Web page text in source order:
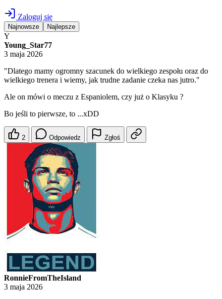
Zaloguj się
Najnowsze Najlepsze
Y
Young_Star77
3 maja 2026
"Dlatego mamy ogromny szacunek do wielkiego zespołu oraz do
wielkiego trenera i wiemy, jak trudne zadanie czeka nas jutro."
Ale on mówi o meczu z Espaniolem, czy już o Klasyku ?
Bo jeśli to pierwsze, to ...xDD
2 Odpowiedz Zgłoś
RonnieFromTheIsland
3 maja 2026